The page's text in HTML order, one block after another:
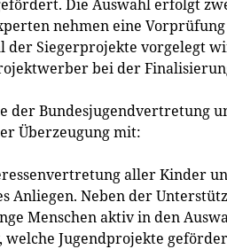
Die Auswahl erfolgt
nehmen eine
der Siegerprojekte vorgelegt
bei der
der Bundesjugendvertretung
Überzeugung mit:
aller Kinder
Anliegen. Neben der
Menschen aktiv in den
welche Jugendprojekte